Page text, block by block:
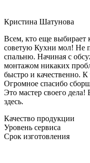
Кристина Шатунова
Всем, кто еще выбирает
советую Кухни мол! Не
спальню. Начиная с
монтажом никаких
быстро и качественно.
Огромное спасибо
Это мастер своего дела!
здесь.
Качество продукции
Уровень сервиса
Срок изготовления